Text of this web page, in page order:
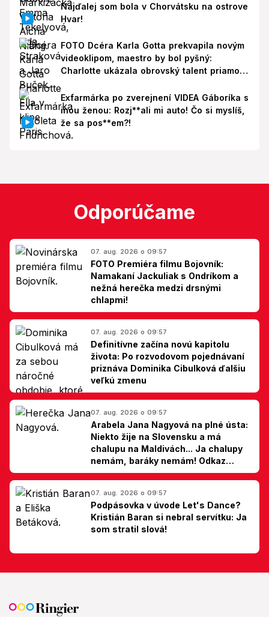
Najďalej som bola v Chorvátsku na ostrove
Hvar!
FOTO Dcéra Karla Gotta prekvapila novým
videoklipom, maestro by bol pyšný:
Charlotte ukázala obrovský talent priamo v
Exfarmárka po zverejnení VIDEA Gáboríka s
inou ženou: Rozj**ali mi auto! Čo si myslíš,
že sa pos**em?!
Odporúčame
07. aug. 2026 o 09:57
FOTO Premiéra filmu Bojovník:
Namakaní Jackuliak s Ondríkom a
nežná herečka medzi drsnými
chlapmi!
07. aug. 2026 o 09:57
Definitívne začína novú kapitolu
života: Po rozvodovom pojednávaní
priznáva Dominika Cibulková ďalšiu
veľkú zmenu
07. aug. 2026 o 09:57
Arabela Jana Nagyová na plné ústa:
Niekto žije na Slovensku a má
chalupu na Maldivách... Ja chalupy
nemám, baráky nemám! Odkaz
Slovákom
07. aug. 2026 o 09:57
Podpásovka v úvode Let's Dance?
Kristián Baran si nebral servítku: Ja
som stratil slová!